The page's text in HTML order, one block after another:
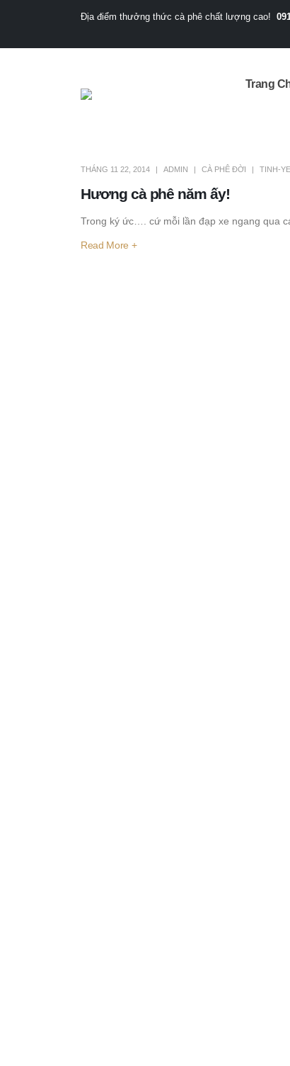
Địa điểm thưởng thức cà phê chất lượng cao!
Trang
Hương cà phê năm ấy!
THÁNG 11 22, 2014 ADMIN CÀ PHÊ ĐỜI TINH-
Trong ký ức…. cứ mỗi lần đạp xe ngang qua
Read More +